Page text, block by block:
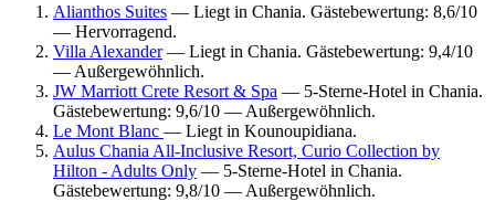
Alianthos Suites — Liegt in Chania. Gästebewertung: 8,6/10
— Hervorragend.
Villa Alexander— Liegt in Chania. Gästebewertung: 9,4/10
— Außergewöhnlich.
JW Marriott Crete Resort & Spa — 5-Sterne-Hotel in Chania.
Gästebewertung: 9,6/10 — Außergewöhnlich.
Le Mont Blanc — Liegt in Kounoupidiana.
Aulus Chania All-Inclusive Resort, Curio Collection by
Hilton - Adults Only — 5-Sterne-Hotel in Chania.
Gästebewertung: 9,8/10 — Außergewöhnlich.